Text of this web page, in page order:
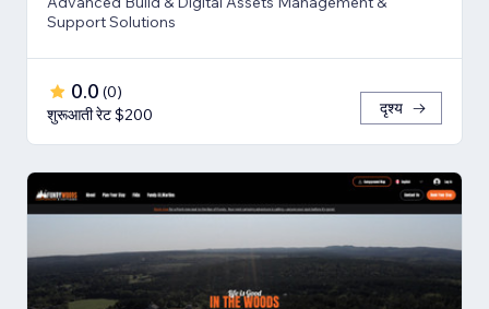
Support Solutions
0.0 (0)
शुरूआती रेट $200
दृश्य